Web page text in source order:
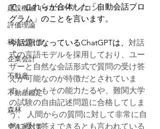
建設機械（イエローアイロン）
評価理論
税法と評価
企業会計
不動産
不動産鑑定
森林
空き家対策
で、これらが合体した「自動会話プロ
グラム」のことを言います。
今話題になっているChatGPTは、 対話
式の言語モデルを採用しており、ユー
ザーと自然な会話形式で質問の受け答
えが可能なのが特徴だとされていま
す。しかもその能力たるや、難関大学
の試験の自由記述問題に合格してしま
う、 人間からの質問に対して非常に自
然に受け答えできるとも言われている